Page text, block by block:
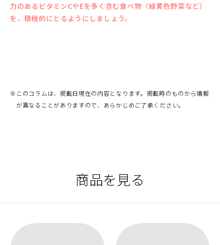
力のあるビタミンCやEを多く含む食べ物（緑黄色野菜など）
を、積極的にとるようにしましょう。
※ このコラムは、掲載日現在の内容となります。掲載時のものから情報
が異なることがありますので、あらかじめご了承ください。
商品を見る